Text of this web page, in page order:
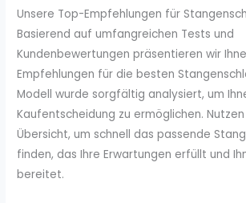
Unsere Top-Empfehlungen für
Basierend auf umfangreichen Tests und
Kundenbewertungen präsentieren wir
Empfehlungen für die besten
Modell wurde sorgfältig analysiert, um
Kaufentscheidung zu ermöglichen. Nutzen
Übersicht, um schnell das passende
finden, das Ihre Erwartungen erfüllt und
bereitet.